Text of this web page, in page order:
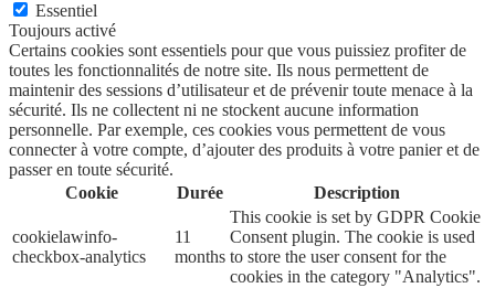
Essentiel
Toujours activé
Certains cookies sont essentiels pour que vous puissiez profiter de
toutes les fonctionnalités de notre site. Ils nous permettent de
maintenir des sessions d’utilisateur et de prévenir toute menace à la
sécurité. Ils ne collectent ni ne stockent aucune information
personnelle. Par exemple, ces cookies vous permettent de vous
connecter à votre compte, d’ajouter des produits à votre panier et de
passer en toute sécurité.
Cookie
Durée Description
cookielawinfo-
checkbox-analytics
11
months
This cookie is set by GDPR Cookie
Consent plugin. The cookie is used
to store the user consent for the
cookies in the category "Analytics".